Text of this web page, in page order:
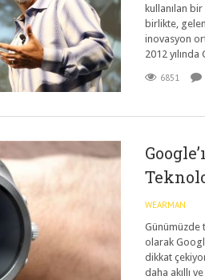
kullanılan
birlikte,
inovasyon
2012
6851
WEARMAN
Günümüzde
olarak
dikkat
daha akıllı